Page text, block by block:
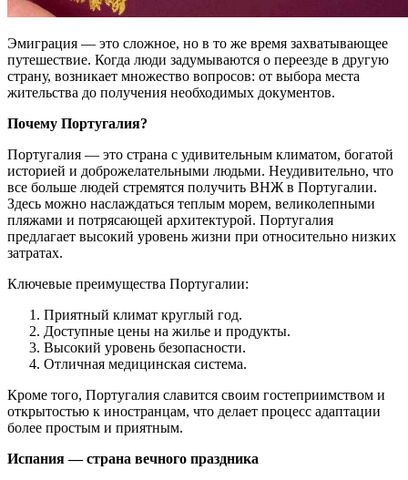
Эмиграция — это сложное, но в то же время захватывающее
путешествие. Когда люди задумываются о переезде в другую
страну, возникает множество вопросов: от выбора места
жительства до получения необходимых документов.
Почему Португалия?
Португалия — это страна с удивительным климатом, богатой
историей и доброжелательными людьми. Неудивительно, что
все больше людей стремятся получить ВНЖ в Португалии.
Здесь можно наслаждаться теплым морем, великолепными
пляжами и потрясающей архитектурой. Португалия
предлагает высокий уровень жизни при относительно низких
затратах.
Ключевые преимущества Португалии:
Приятный климат круглый год.
Доступные цены на жилье и продукты.
Высокий уровень безопасности.
Отличная медицинская система.
Кроме того, Португалия славится своим гостеприимством и
открытостью к иностранцам, что делает процесс адаптации
более простым и приятным.
Испания — страна вечного праздника